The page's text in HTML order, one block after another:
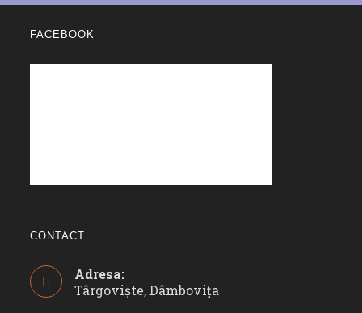
FACEBOOK
CONTACT
Adresa:
Târgoviște, Dâmbovița